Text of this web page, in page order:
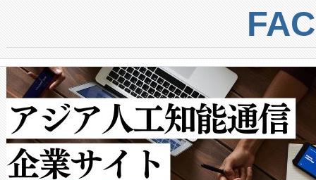
centers. Voltaiqは、ai&のAI
からシステム統合、試運転、
クルの各段階のデータを監視
[…]
トに対して約600メートルに
では、反射率10％のターゲッ
で向上し、最大検知距離は
ットだけで最大1キロメート
ルの変電所周囲を監視でき、
作業と点群処理を簡素化でき